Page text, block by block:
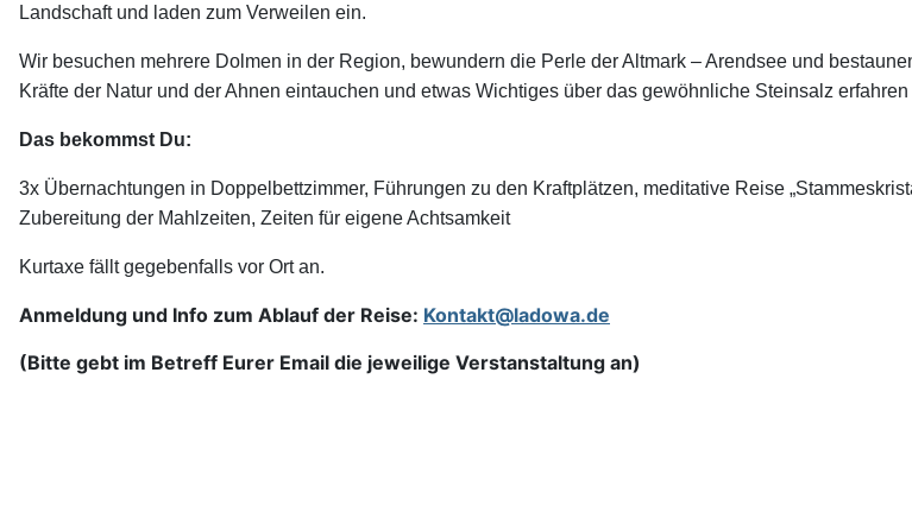
Landschaft und laden zum Verweilen ein.
Wir besuchen mehrere Dolmen in der Region, bewundern die Perle der Altmark – Arendsee und
Kräfte der Natur und der Ahnen eintauchen und etwas Wichtiges über das gewöhnliche Steinsalz
Das bekommst Du:
3x Übernachtungen in Doppelbettzimmer, Führungen zu den Kraftplätzen, meditative Reise
Zubereitung der Mahlzeiten, Zeiten für eigene Achtsamkeit
Kurtaxe fällt gegebenfalls vor Ort an.
Anmeldung und Info zum Ablauf der Reise: Kontakt@ladowa.de
(Bitte gebt im Betreff Eurer Email die jeweilige Verstanstaltung an)